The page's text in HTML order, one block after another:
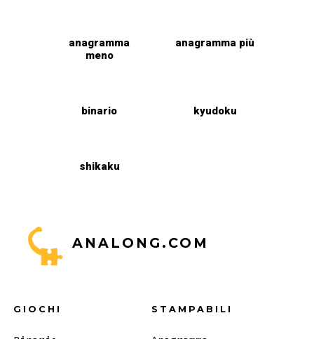
anagramma
meno
anagramma più
binario kyudoku
shikaku
ANALONG.COM
GIOCHI STAMPABILI